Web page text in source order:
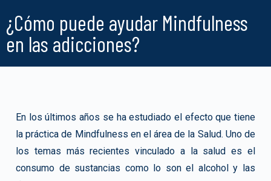
¿Cómo puede ayudar Mindfulness
en las adicciones?
En los últimos años se ha estudiado el efecto que tiene
la práctica de Mindfulness en el área de la Salud. Uno de
los temas más recientes vinculado a la salud es el
consumo de sustancias como lo son el alcohol y las